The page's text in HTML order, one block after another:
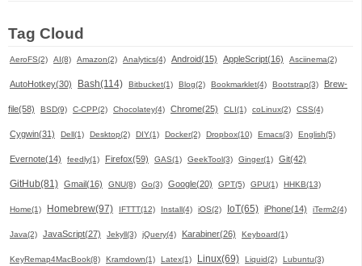
Tag Cloud
AeroFS(2) AI(8) Amazon(2) Analytics(4) Android(15) AppleScript(16) Asciinema(2)
AutoHotkey(30) Bash(114) Bitbucket(1) Blog(2) Bookmarklet(4) Bootstrap(3) Brew-
file(58) BSD(9) C-CPP(2) Chocolatey(4) Chrome(25) CLI(1) coLinux(2) CSS(4)
Cygwin(31) Dell(1) Desktop(2) DIY(1) Docker(2) Dropbox(10) Emacs(3) English(5)
Evernote(14) feedly(1) Firefox(59) GAS(1) GeekTool(3) Ginger(1) Git(42)
GitHub(81) Gmail(16) GNU(8) Go(3) Google(20) GPT(5) GPU(1) HHKB(13)
Home(1) Homebrew(97) IFTTT(12) Install(4) iOS(2) IoT(65) iPhone(14) iTerm2(4)
Java(2) JavaScript(27) Jekyll(3) jQuery(4) Karabiner(26) Keyboard(1)
KeyRemap4MacBook(8) Kramdown(1) Latex(1) Linux(69) Liquid(2) Lubuntu(3)